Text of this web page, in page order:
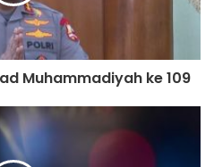
Muhammadiyah ke 109